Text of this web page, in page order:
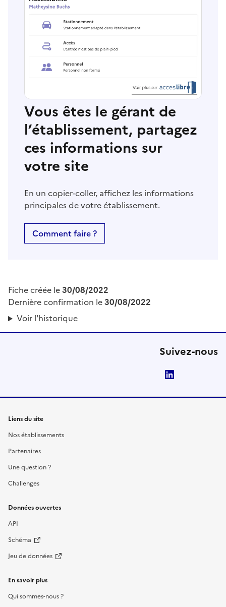
Vous êtes le gérant de
l’établissement, partagez
ces informations sur
votre site
En un copier-coller, affichez les informations
principales de votre établissement.
Comment faire ?
Fiche créée le30/08/2022
Dernière confirmation le30/08/2022
Voir l'historique
Suivez-nous
Liens du site
Nos établissements
Partenaires
Une question ?
Challenges
Données ouvertes
API
Schéma
Jeu de données
En savoir plus
Qui sommes-nous ?